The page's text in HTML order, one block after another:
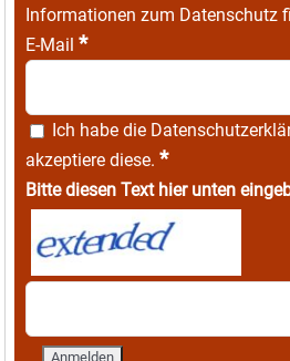
Informationen zum Datenschutz
E-Mail *
Ich habe die
akzeptiere diese. *
Bitte diesen Text hier unten